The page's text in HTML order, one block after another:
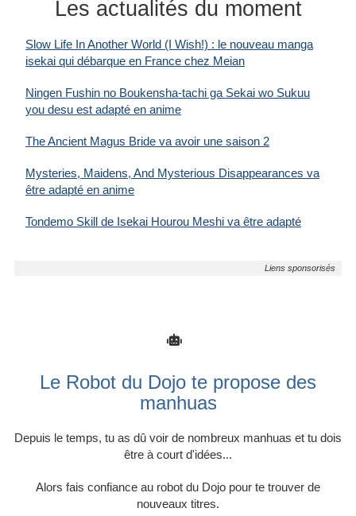
-Transgenre
-Vampire
-Yaoi
Les actualités du moment
Slow Life In Another World (I Wish!) : le nouveau manga
isekai qui débarque en France chez Meian
Ningen Fushin no Boukensha-tachi ga Sekai wo Sukuu
you desu est adapté en anime
The Ancient Magus Bride va avoir une saison 2
Mysteries, Maidens, And Mysterious Disappearances va
être adapté en anime
Tondemo Skill de Isekai Hourou Meshi va être adapté
Le Robot du Dojo te propose des
manhuas
Depuis le temps, tu as dû voir de nombreux manhuas et tu dois
être à court d'idées...
Alors fais confiance au robot du Dojo pour te trouver de
nouveaux titres.